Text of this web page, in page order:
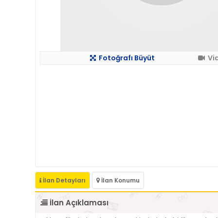
Fotoğrafı Büyüt
İlan Detayları İlan Konumu
İlan Açıklaması